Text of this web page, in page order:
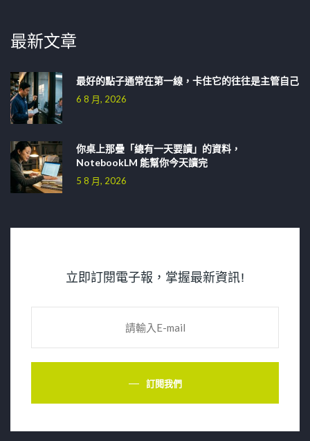
最新文章
最好的點子通常在第一線，卡住它的往往是主管自己
6 8 月, 2026
你桌上那疊「總有一天要讀」的資料，
NotebookLM 能幫你今天讀完
5 8 月, 2026
立即訂閱電子報，掌握最新資訊!
訂閱我們